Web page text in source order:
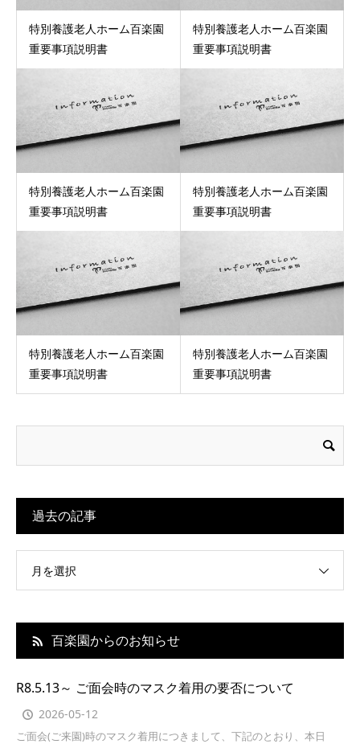
特別養護老人ホーム百楽園
重要事項説明書
特別養護老人ホーム百楽園
重要事項説明書
特別養護老人ホーム百楽園
重要事項説明書
特別養護老人ホーム百楽園
重要事項説明書
特別養護老人ホーム百楽園
重要事項説明書
特別養護老人ホーム百楽園
重要事項説明書
過去の記事
月を選択
百楽園からのお知らせ
R8.5.13～ ご面会時のマスク着用の要否について
2026-05-12
ご面会(ご来園)時のマスク着用につきまして、下記のとおり、本日